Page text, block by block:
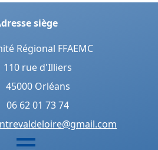
siège
Régional FFAEMC
110 rue d'Illiers
45000 Orléans
06 62 01 73 74